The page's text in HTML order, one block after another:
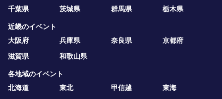
千葉県
茨城県 群馬県 栃木県
近畿のイベント
大阪府
兵庫県 奈良県
京都府
滋賀県
和歌山県
各地域のイベント
北海道
東北 甲信越
東海